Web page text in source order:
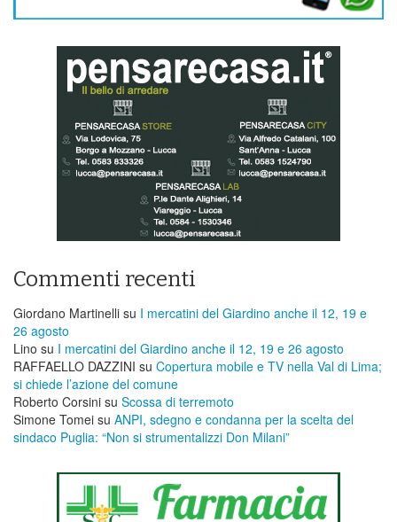
Commenti recenti
Giordano Martinelli su I mercatini del Giardino anche il 12, 19 e
26 agosto
Lino su I mercatini del Giardino anche il 12, 19 e 26 agosto
RAFFAELLO DAZZINI su ​Copertura mobile e TV nella Val di Lima;
si chiede l’azione del comune
Roberto Corsini su Scossa di terremoto
Simone Tomei su ANPI, sdegno e condanna per la scelta del
sindaco Puglia: “Non si strumentalizzi Don Milani”